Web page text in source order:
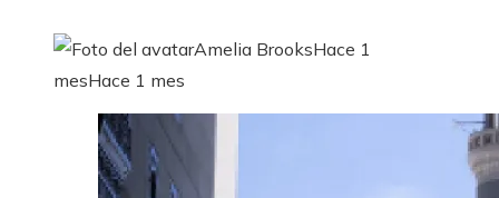
Amelia BrooksHace 1
mesHace 1 mes